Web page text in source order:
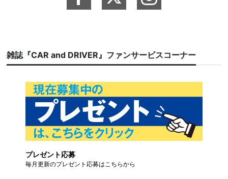
雑誌『CAR and DRIVER』ファンサービスコーナー
プレゼント応募
毎月更新のプレゼント応募はこちらから